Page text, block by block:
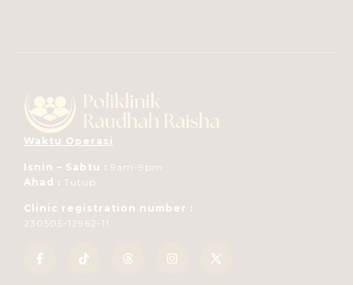
Waktu Operasi
Isnin – Sabtu : 9am-9pm
Ahad : Tutup
Clinic registration number :
230505-12962-11